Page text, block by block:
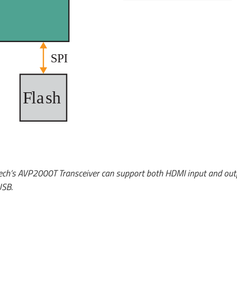
Flash
SPI
AVP2000T Transceiver can support both HDMI input and